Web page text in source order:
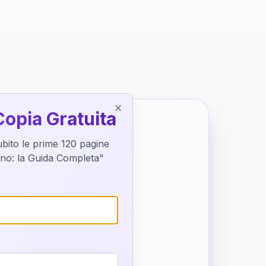
di
Gratuita
le prime 120 pagine
la Guida Completa"